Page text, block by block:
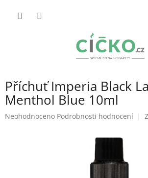
Příchuť Imperia Black
Menthol Blue 10ml
Průměrné
Neohodnoceno Podrobnosti hodnocení